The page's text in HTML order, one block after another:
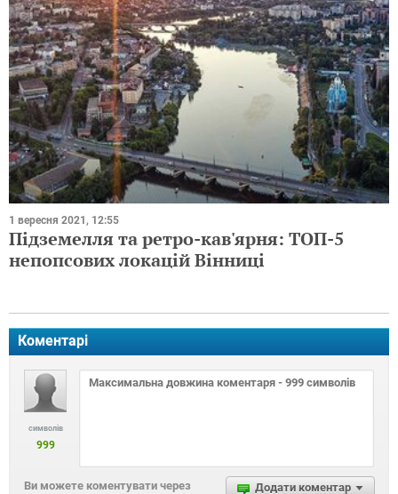
1 вересня 2021, 12:55
Підземелля та ретро-кав'ярня: ТОП-5
непопсових локацій Вінниці
Коментарі
символів
999
Додати коментар
Ви можете коментувати через